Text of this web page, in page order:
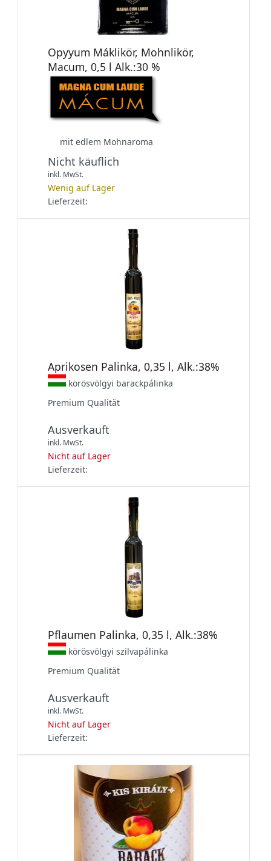
Opyyum Máklikör, Mohnlikör,
Macum, 0,5 l Alk.:30 %
mit edlem Mohnaroma
Nicht käuflich
inkl. MwSt.
Wenig auf Lager
Lieferzeit:
Aprikosen Palinka, 0,35 l, Alk.:38%
körösvölgyi barackpálinka
Premium Qualität
Ausverkauft
inkl. MwSt.
Nicht auf Lager
Lieferzeit:
Pflaumen Palinka, 0,35 l, Alk.:38%
körösvölgyi szilvapálinka
Premium Qualität
Ausverkauft
inkl. MwSt.
Nicht auf Lager
Lieferzeit: